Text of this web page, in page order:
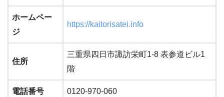
ホームペー
ジ
https://kaitorisatei.info
住所
三重県四日市諏訪栄町1-8 表参道ビル1
階
電話番号 0120-970-060